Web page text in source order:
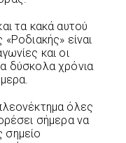
τα κακά αυτού
είναι
και οι
δύσκολα χρόνια
όλες
σήμερα να